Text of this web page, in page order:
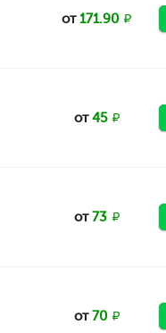
от171.90
от45
от73
от70